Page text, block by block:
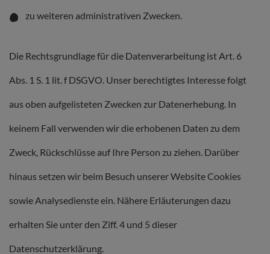
zu weiteren administrativen Zwecken.
Die Rechtsgrundlage für die Datenverarbeitung ist Art. 6
Abs. 1 S. 1 lit. f DSGVO. Unser berechtigtes Interesse folgt
aus oben aufgelisteten Zwecken zur Datenerhebung. In
keinem Fall verwenden wir die erhobenen Daten zu dem
Zweck, Rückschlüsse auf Ihre Person zu ziehen. Darüber
hinaus setzen wir beim Besuch unserer Website Cookies
sowie Analysedienste ein. Nähere Erläuterungen dazu
erhalten Sie unter den Ziff. 4 und 5 dieser
Datenschutzerklärung.